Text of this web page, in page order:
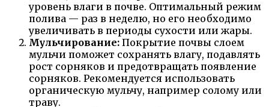
уровень влаги в почве. Оптимальный режим
полива — раз в неделю, но его необходимо
увеличивать в периоды сухости или жары.
Мульчирование: Покрытие почвы слоем
мульчи поможет сохранять влагу, подавлять
рост сорняков и предотвращать появление
сорняков. Рекомендуется использовать
органическую мульчу, например солому или
траву.